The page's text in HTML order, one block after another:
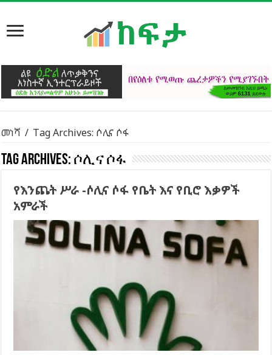
መነሻ / Tag Archives: ሶሊና ሶፋ
Tag Archives: ሶሊና ሶፋ
የእንጨት ሥራ -ሶሊና ሶፋ የቤት እና የቢሮ እቃዎች
አምራች